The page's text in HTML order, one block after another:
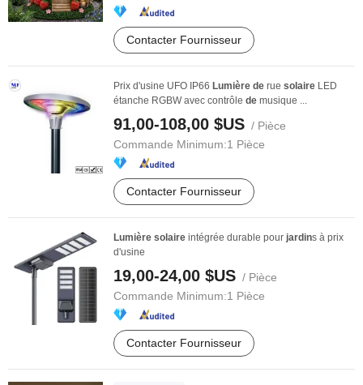
Contacter Fournisseur
Prix d'usine UFO IP66 Lumière de rue solaire LED
étanche RGBW avec contrôle de musique ...
91,00-108,00 $US / Pièce
Commande Minimum:1 Pièce
Contacter Fournisseur
Lumière solaire intégrée durable pour jardins à prix
d'usine
19,00-24,00 $US / Pièce
Commande Minimum:1 Pièce
Contacter Fournisseur